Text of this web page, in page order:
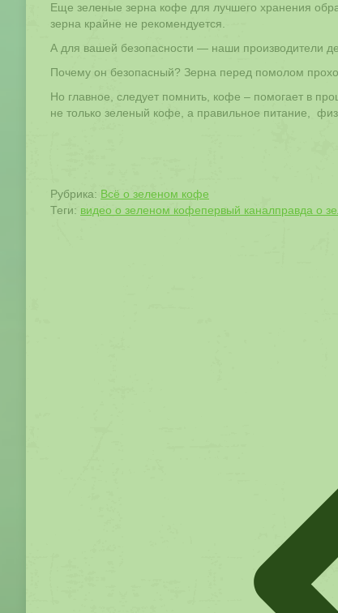
Еще зеленые зерна кофе для лучшего хранения
зерна крайне не рекомендуется.
А для вашей безопасности — наши производители
Почему он безопасный? Зерна перед помолом
Но главное, следует помнить, кофе – помогает в
не только зеленый кофе, а правильное питание,
Рубрика: Всё о зеленом кофе
Теги: видео о зеленом кофепервый каналправда о